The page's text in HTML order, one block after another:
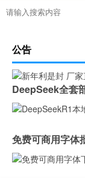
公告
DeepSeek全套
免费可商用字体